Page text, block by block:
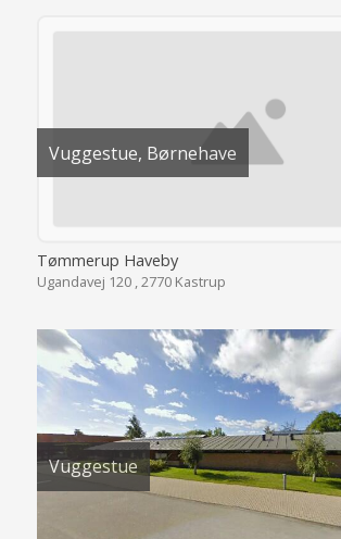
Vuggestue, Børnehave
Tømmerup Haveby
Ugandavej 120 , 2770 Kastrup
Vuggestue